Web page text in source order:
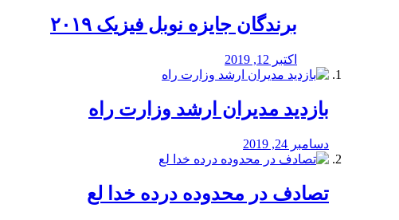
برندگان جایزه نوبل فیزیک ۲۰۱۹
اکتبر 12, 2019
بازدید مدیران ارشد وزارت راه
دسامبر 24, 2019
تصادف در محدوده درده خدا لع